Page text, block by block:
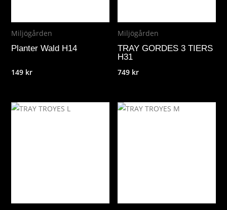
Miljögården
Planter Wald H14
149 kr
Miljögården
TRAY GORDES 3 TIERS
H31
749 kr